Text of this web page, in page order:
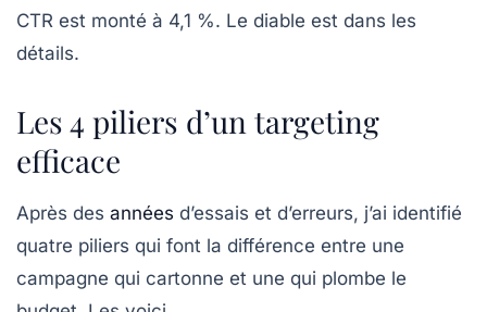
CTR est monté à 4,1 %. Le diable est dans les
détails.
Les 4 piliers d’un targeting
efficace
Après des années d’essais et d’erreurs, j’ai identifié
quatre piliers qui font la différence entre une
campagne qui cartonne et une qui plombe le